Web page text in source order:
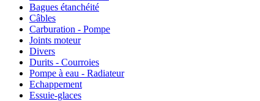
Bagues étanchéité
Câbles
Carburation - Pompe
Joints moteur
Divers
Durits - Courroies
Pompe à eau - Radiateur
Echappement
Essuie-glaces